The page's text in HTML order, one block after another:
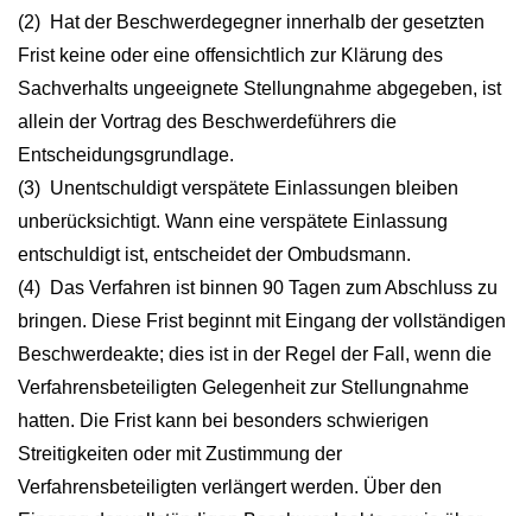
(2) Hat der Beschwerdegegner innerhalb der gesetzten
Frist keine oder eine offensichtlich zur Klärung des
Sachverhalts ungeeignete Stellungnahme abgegeben, ist
allein der Vortrag des Beschwerdeführers die
Entscheidungsgrundlage.
(3) Unentschuldigt verspätete Einlassungen bleiben
unberücksichtigt. Wann eine verspätete Einlassung
entschuldigt ist, entscheidet der Ombudsmann.
(4) Das Verfahren ist binnen 90 Tagen zum Abschluss zu
bringen. Diese Frist beginnt mit Eingang der vollständigen
Beschwerdeakte; dies ist in der Regel der Fall, wenn die
Verfahrensbeteiligten Gelegenheit zur Stellungnahme
hatten. Die Frist kann bei besonders schwierigen
Streitigkeiten oder mit Zustimmung der
Verfahrensbeteiligten verlängert werden. Über den